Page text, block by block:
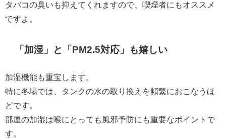
タバコの臭いも抑えてくれますので、喫煙者にもオススメ
ですよ。
「加湿」と「PM2.5対応」も嬉しい
加湿機能も重宝します。
特に冬場では、タンクの水の取り換えを頻繁におこなうほ
どです。
部屋の加湿は喉にとっても風邪予防にも重要なポイントで
す。